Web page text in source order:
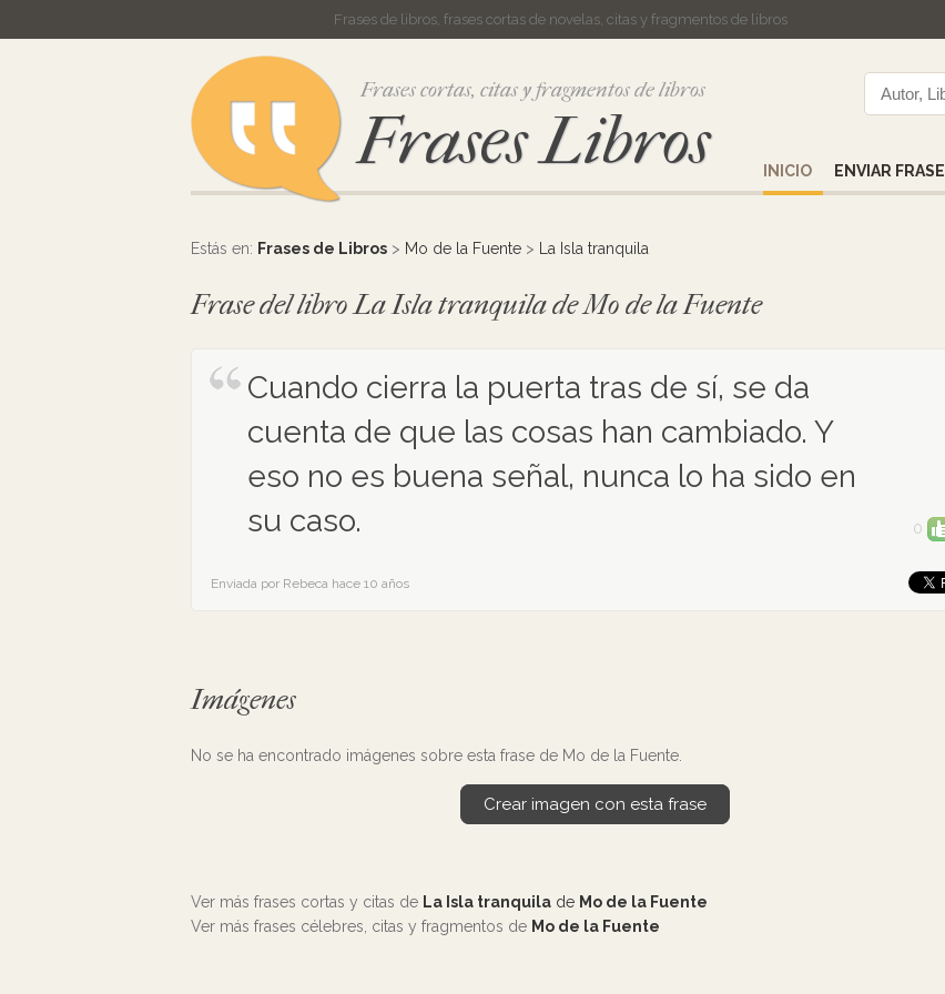
Frases de libros, frases cortas de novelas, citas y fragmentos de libros
Frases cortas, citas y fragmentos de libros
Frases Libros INICIO ENVIAR FRASE
Estás en: Frases de Libros > Mo de la Fuente > La Isla tranquila
Frase del libro La Isla tranquila de Mo de la Fuente
Cuando cierra la puerta tras de sí, se da
cuenta de que las cosas han cambiado. Y
eso no es buena señal, nunca lo ha sido en
su caso.
0
Enviada por Rebeca hace 10 años
Imágenes
No se ha encontrado imágenes sobre esta frase de Mo de la Fuente.
Crear imagen con esta frase
Ver más frases cortas y citas de La Isla tranquila de Mo de la Fuente
Ver más frases célebres, citas y fragmentos de Mo de la Fuente